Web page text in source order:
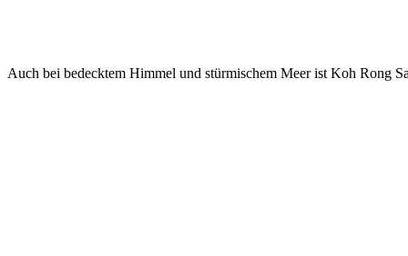
Auch bei bedecktem Himmel und stürmischem Meer ist Koh Rong